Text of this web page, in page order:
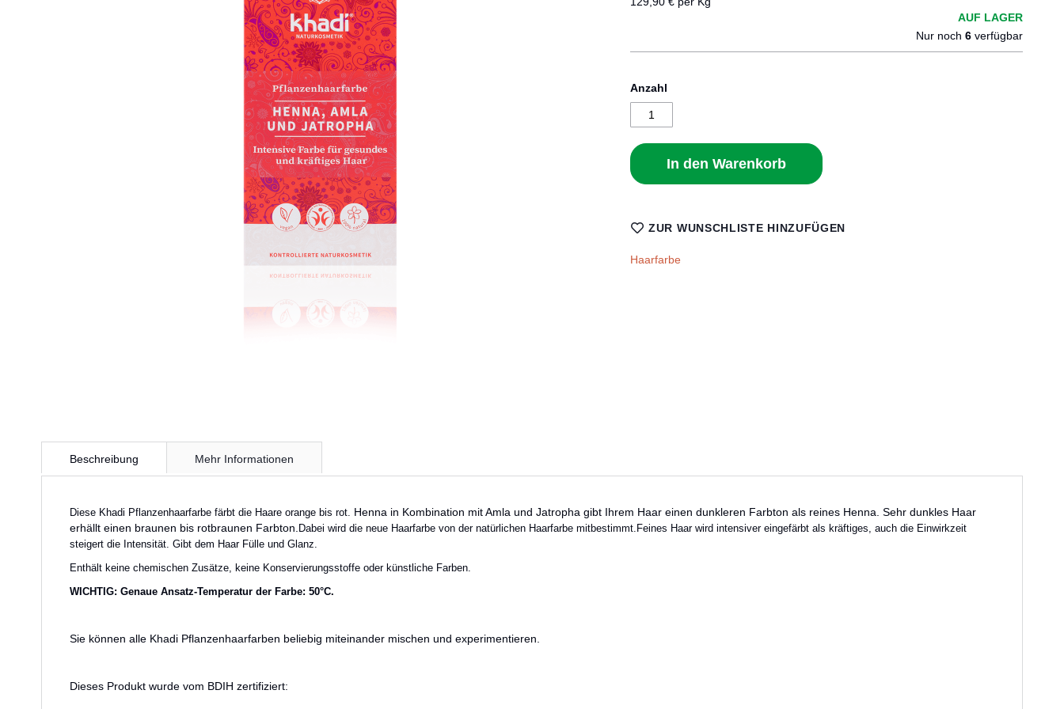
AUF LAGER
Nur noch 6 verfügbar
Anzahl
In den Warenkorb
ZUR WUNSCHLISTE HINZUFÜGEN
Haarfarbe
Anfang
Bildergalerie
Beschreibung
Diese Khadi Pflanzenhaarfarbe färbt die Haare orange bis rot. Henna in Kombination mit Amla und Jatropha gibt Ihrem Haar einen dunkleren Farbton als reines Henna. Sehr dunkles Haar
erhällt einen braunen bis rotbraunen Farbton. Dabei wird die neue Haarfarbe von der natürlichen Haarfarbe mitbestimmt. Feines Haar wird intensiver eingefärbt als kräftiges, auch die Einwirkzeit
steigert die Intensität. Gibt dem Haar Fülle und Glanz.
Enthält keine chemischen Zusätze, keine Konservierungsstoffe oder künstliche Farben.
WICHTIG: Genaue Ansatz-Temperatur der Farbe: 50°C.
Sie können alle Khadi Pflanzenhaarfarben beliebig miteinander mischen und experimentieren.
Dieses Produkt wurde vom BDIH zertifiziert:
Mehr Informationen